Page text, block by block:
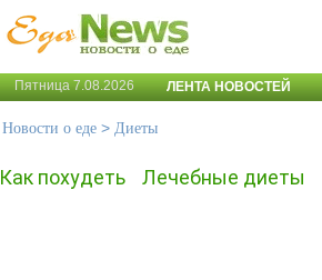
Пятница 7.08.2026 ЛЕНТА НОВОСТЕЙ
Новости о еде > Диеты
Как похудеть Лечебные диеты